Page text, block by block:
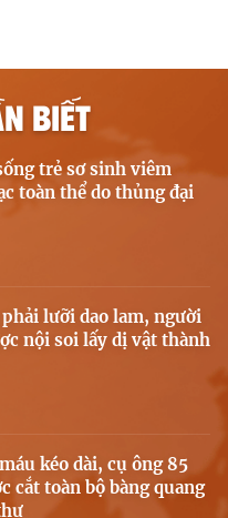
BIẾT
trẻ sơ sinh viêm
toàn thể do thủng đại
lưỡi dao lam, người
nội soi lấy dị vật thành
kéo dài, cụ ông 85
cắt toàn bộ bàng quang